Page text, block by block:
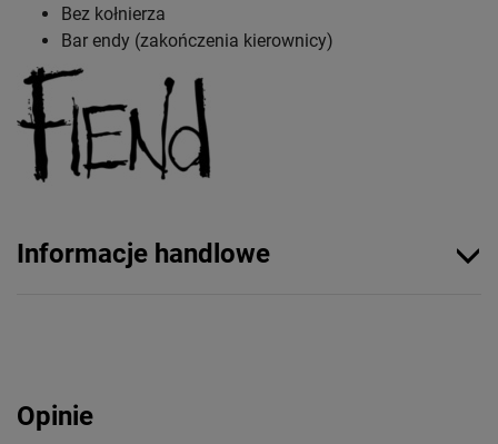
Bez kołnierza
Bar endy (zakończenia kierownicy)
Informacje handlowe
Opinie